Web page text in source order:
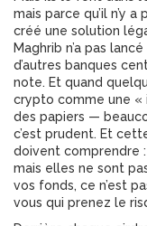
mais parce qu’il n’y a
créé une solution
Maghrib n’a pas
d’autres banques
note. Et quand
crypto comme une «
des papiers —
c’est prudent. Et
doivent comprendre
mais elles ne sont
vos fonds, ce n’est
vous qui prenez le